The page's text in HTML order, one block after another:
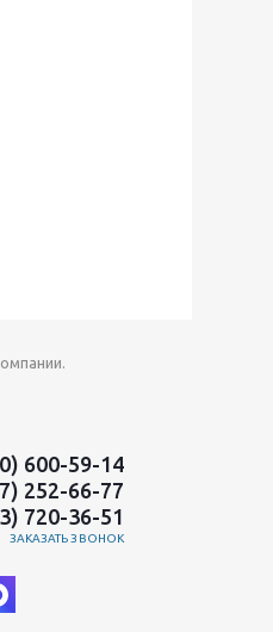
600-59-14
252-66-77
720-36-51
ЗАКАЗАТЬ ЗВОНОК